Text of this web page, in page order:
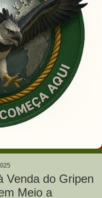
Venda do Gripen
Meio a